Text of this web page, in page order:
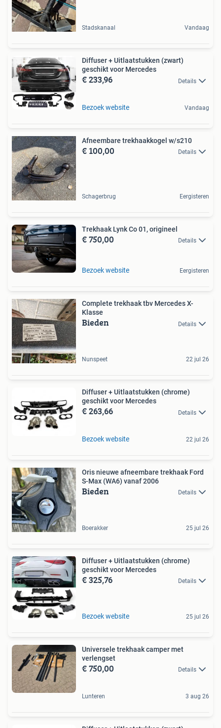
Stadskanaal Vandaag
Diffuser + Uitlaatstukken (zwart)
geschikt voor Mercedes
€ 233,96 Details
Bezoek website Vandaag
Afneembare trekhaakkogel w/s210
€ 100,00 Details
Schagerbrug Eergisteren
Trekhaak Lynk Co 01, origineel
€ 750,00 Details
Bezoek website Eergisteren
Complete trekhaak tbv Mercedes X-
Klasse
Bieden Details
Nunspeet 22 jul 26
Diffuser + Uitlaatstukken (chrome)
geschikt voor Mercedes
€ 263,66 Details
Bezoek website 22 jul 26
Oris nieuwe afneembare trekhaak Ford
S-Max (WA6) vanaf 2006
Bieden Details
Boerakker 25 jul 26
Diffuser + Uitlaatstukken (chrome)
geschikt voor Mercedes
€ 325,76 Details
Bezoek website 25 jul 26
Universele trekhaak camper met
verlengset
€ 750,00 Details
Lunteren 3 aug 26